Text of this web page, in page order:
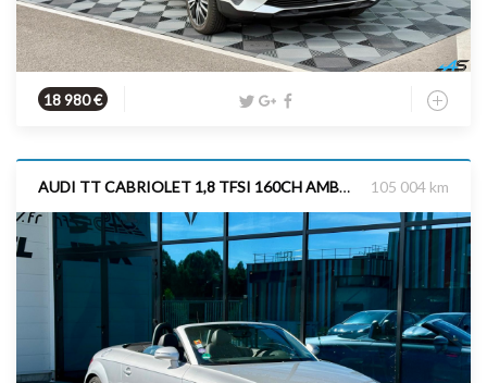
Diesel 2022 130 cv
18 980 €
AUDI TT CABRIOLET 1,8 TFSI 160CH AMBITION 105 004 km